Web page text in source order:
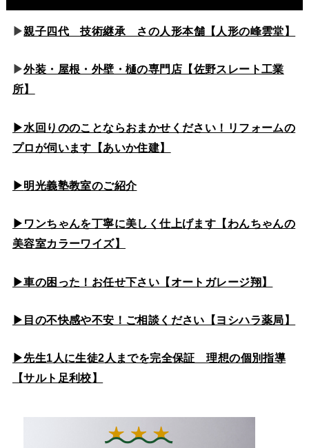
▶親子四代 技術継承 さの人形本舗【人形の峰雲堂】
▶外装・屋根・外壁・樋の専門店【佐野スレート工業
所】
▶水回りののことならおまかせください！リフォームの
プロが伺います【あいか住建】
▶明光義塾教室のご紹介
▶ワンちゃんを丁寧に美しく仕上げます【わんちゃんの
美容室カラーワイズ】
▶車の困った！お任せ下さい【オートガレージ翔】
▶目の不快感や不安！ご相談ください【ヨシハラ薬局】
▶先生1人に生徒2人までを完全保証 理想の個別指導
【サルト足利校】